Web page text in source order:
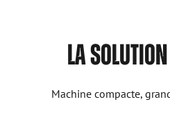
LA
Machine compacte,